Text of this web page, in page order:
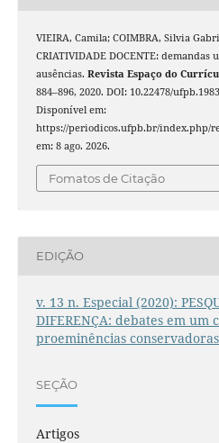
VIEIRA, Camila; COIMBRA, Silvia
CRIATIVIDADE DOCENTE: demandas
ausências. Revista Espaço do
884–896, 2020. DOI: 10.22478/
Disponível em:
https://periodicos.ufpb.br/index.php/
em: 8 ago. 2026.
Fomatos de Citação
EDIÇÃO
v. 13 n. Especial (2020):
DIFERENÇA: debates em um
proeminências conservadoras
SEÇÃO
Artigos